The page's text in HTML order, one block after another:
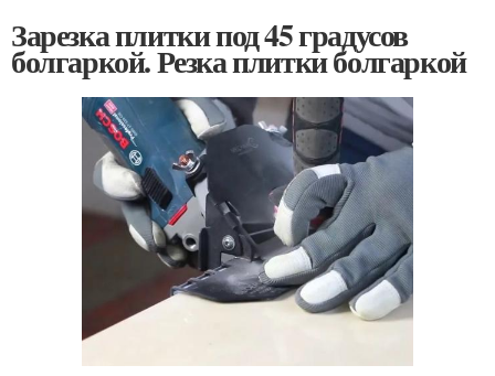
Зарезка плитки под 45 градусов
болгаркой. Резка плитки болгаркой